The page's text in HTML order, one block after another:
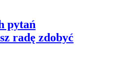
pytań
radę zdobyć